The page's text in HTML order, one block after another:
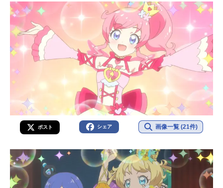
ポスト シェア 画像一覧 (21件)